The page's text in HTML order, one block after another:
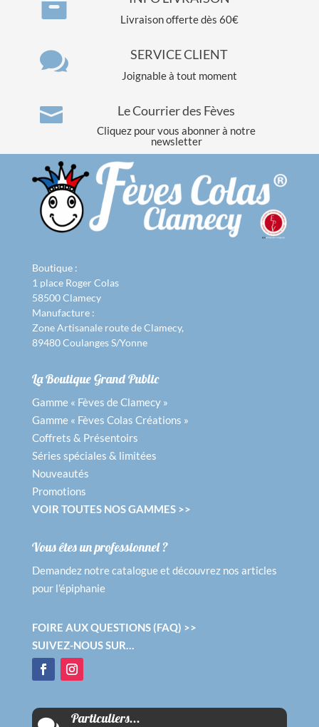
Livraison offerte dès 60€
 SERVICE CLIENT
Joignable à tout moment
 Le Courrier des Fèves
Cliquez pour vous abonner à notre
newsletter
Boutique :
1 place Roger Colas
58500 Clamecy
Manufacture :
Zone Artisanale route de Clamecy,
89480 Coulanges S/Yonne
La Boutique Grand Public
Gamme « Fèves de Clamecy »
Gamme « Fèves Colas Créations »
Coffrets & Présentoirs
Séries spéciales & limitées
Nouveautés
Promotions
VOIR TOUTES NOS GAMMES >>
Vous êtes un professionnel ?
Demandez notre catalogue et découvrez nos articles
pour l’épiphanie
FOIRE AUX QUESTIONS (FAQ) >>
SUIVEZ-NOUS SUR…
Particuliers...